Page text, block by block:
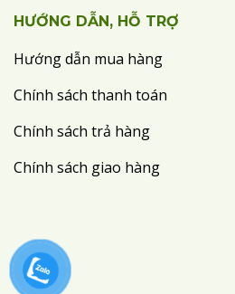
HƯỚNG DẪN, HỖ TRỢ
Hướng dẫn mua hàng
Chính sách thanh toán
Chính sách trả hàng
Chính sách giao hàng